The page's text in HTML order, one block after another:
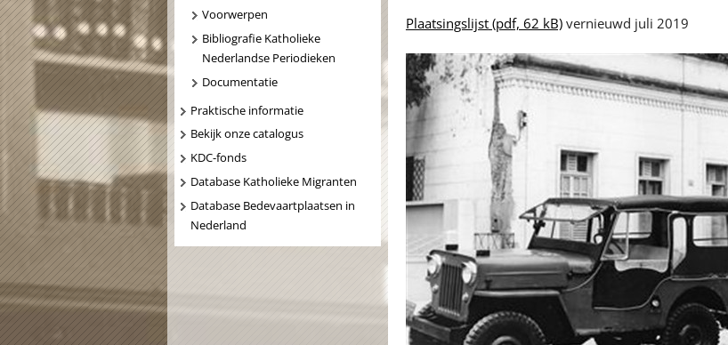
Plaatsingslijst(pdf, 62 kB)vernieuwd juli 2019
Voorwerpen
Bibliografie Katholieke
Nederlandse Periodieken
Documentatie
Praktische informatie
Bekijk onze catalogus
KDC-fonds
Database Katholieke Migranten
Database Bedevaartplaatsen in
Nederland